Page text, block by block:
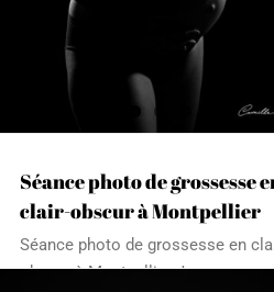
Séance photo de grossesse
clair-obscur à Montpellier
Séance photo de grossesse en
obscur à Montpellier Je vous
Séance photo de grossesse
et décalée à Montpellier
Adulte Grossesse